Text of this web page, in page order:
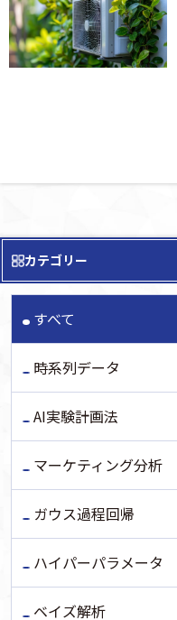
カテゴリー
すべて
時系列データ
AI実験計画法
マーケティング分析
ガウス過程回帰
ハイパーパラメータ
ベイズ解析